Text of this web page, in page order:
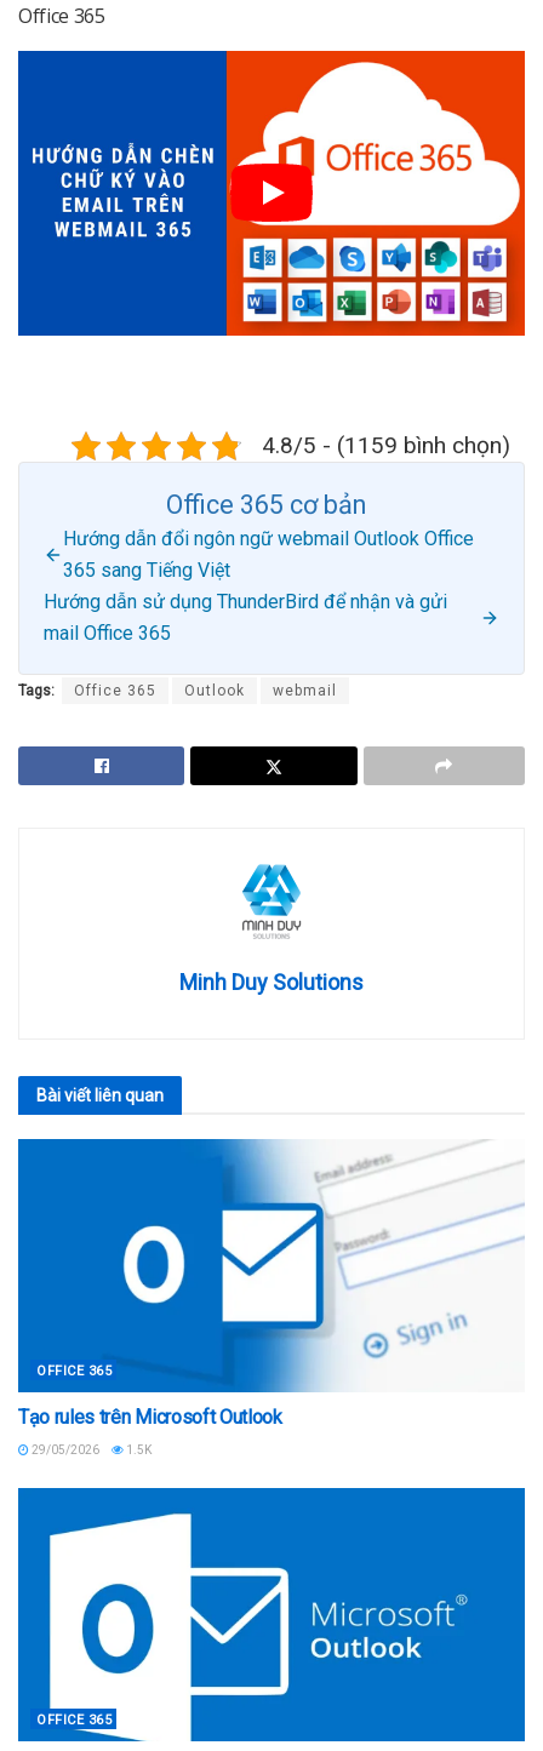
Office 365
4.8/5 - (1159 bình chọn)
Office 365 cơ bản
Hướng dẫn đổi ngôn ngữ webmail Outlook Office
365 sang Tiếng Việt
Hướng dẫn sử dụng ThunderBird để nhận và gửi
mail Office 365
Tags: Office 365 Outlook webmail
Minh Duy Solutions
Bài viết liên quan
OFFICE 365
Tạo rules trên Microsoft Outlook
29/05/2026 1.5K
OFFICE 365